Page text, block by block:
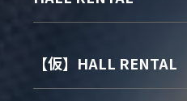
【仮】HALL RENTAL